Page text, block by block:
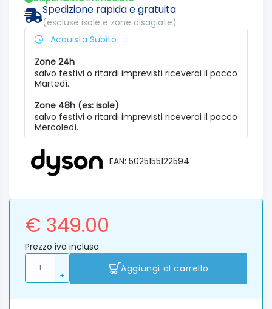
Spedizione rapida e gratuita
(escluse isole e zone disagiate)
Acquista Subito
Zone 24h
salvo festivi o ritardi imprevisti riceverai il pacco
Martedì.
Zone 48h (es: isole)
salvo festivi o ritardi imprevisti riceverai il pacco
Mercoledì.
EAN: 5025155122594
€ 349.00
Prezzo iva inclusa
-
+
Aggiungi al carrello